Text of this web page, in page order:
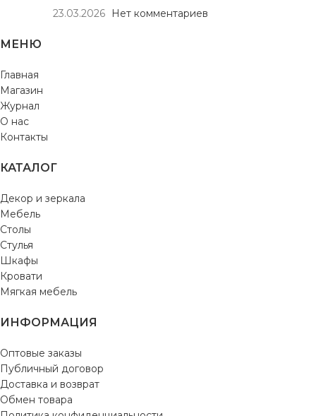
23.03.2026
Нет комментариев
МЕНЮ
Главная
Магазин
Журнал
О нас
Контакты
КАТАЛОГ
Декор и зеркала
Мебель
Столы
Стулья
Шкафы
Кровати
Мягкая мебель
ИНФОРМАЦИЯ
Оптовые заказы
Публичный договор
Доставка и возврат
Обмен товара